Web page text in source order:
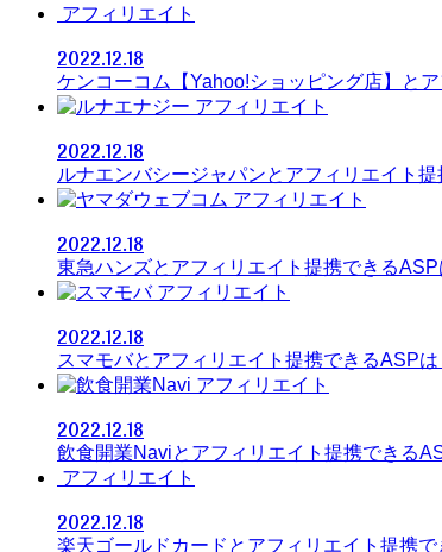
アフィリエイト
2022.12.18
ケンコーコム【Yahoo!ショッピング店】と
アフィリエイト
2022.12.18
ルナエンバシージャパンとアフィリエイト提
アフィリエイト
2022.12.18
東急ハンズとアフィリエイト提携できるASP
アフィリエイト
2022.12.18
スマモバとアフィリエイト提携できるASPは
アフィリエイト
2022.12.18
飲食開業Naviとアフィリエイト提携できる
アフィリエイト
2022.12.18
楽天ゴールドカードとアフィリエイト提携で